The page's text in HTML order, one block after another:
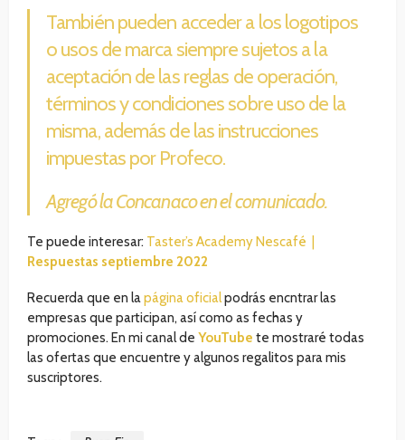
También pueden acceder a los logotipos
o usos de marca siempre sujetos a la
aceptación de las reglas de operación,
términos y condiciones sobre uso de la
misma, además de las instrucciones
impuestas por Profeco.
Agregó la Concanaco en el comunicado.
Te puede interesar: Taster’s Academy Nescafé |
Respuestas septiembre 2022
Recuerda que en lapágina oficialpodrás encntrar las
empresas que participan, así como as fechas y
promociones. En mi canal de YouTube te mostraré todas
las ofertas que encuentre y algunos regalitos para mis
suscriptores.